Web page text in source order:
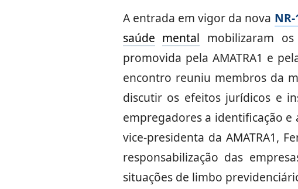
A entrada em vigor da nova NR-
saúde mental mobilizaram
promovida pela AMATRA1 e
encontro reuniu membros da
discutir os efeitos jurídicos e
empregadores a identificação e
vice-presidenta da AMATRA1,
responsabilização das
situações de limbo